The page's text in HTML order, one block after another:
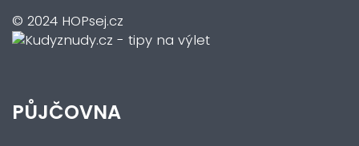
© 2024 HOPsej.cz
PŮJČOVNA